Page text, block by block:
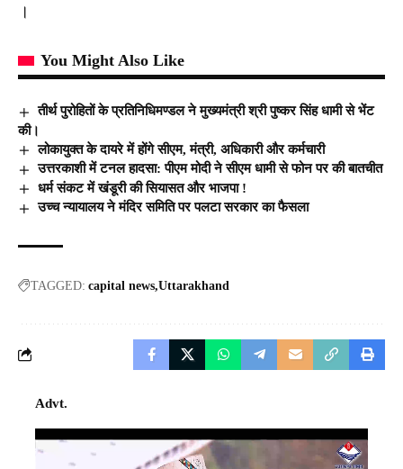
।
You Might Also Like
तीर्थ पुरोहितों के प्रतिनिधिमण्डल ने मुख्यमंत्री श्री पुष्कर सिंह धामी से भेंट
की।
लोकायुक्त के दायरे में होंगे सीएम, मंत्री, अधिकारी और कर्मचारी
उत्तरकाशी में टनल हादसा: पीएम मोदी ने सीएम धामी से फोन पर की बातचीत
धर्म संकट में खंडूरी की सियासत और भाजपा !
उच्च न्यायालय ने मंदिर समिति पर पलटा सरकार का फैसला
TAGGED: capital news Uttarakhand
Advt.
Video